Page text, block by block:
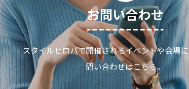
お問い合わせ
スタイルヒロバで開催されるイベントや会場
問い合わせはこちら。